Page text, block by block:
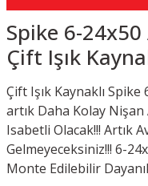
Spike 6-
Çift Işık
Çift Işık Kaynaklı
artık Daha Kolay Nişan
Isabetli Olacak!!! Artık
Gelmeyeceksiniz!!! 6-
Monte Edilebilir